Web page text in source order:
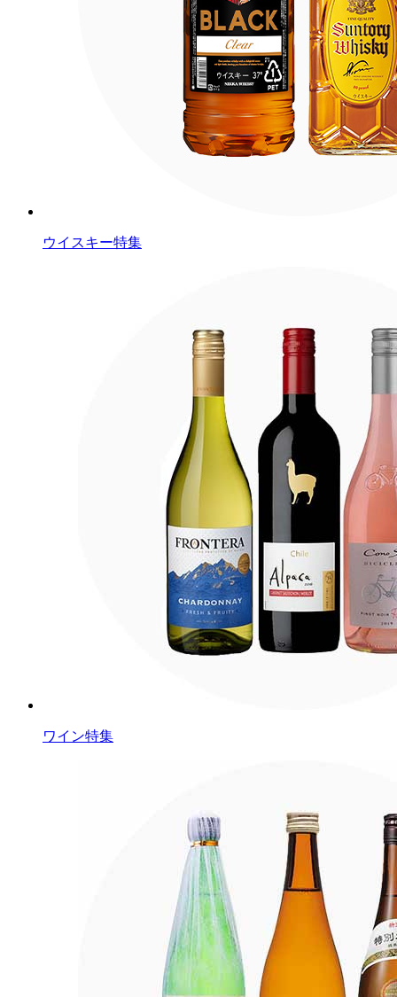
ウイスキー特集
ワイン特集